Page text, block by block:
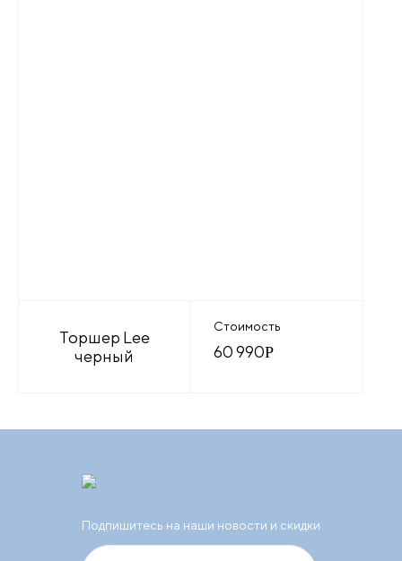
Торшер Lee
черный
Стоимость
60 990Р
Подпишитесь на наши новости и скидки